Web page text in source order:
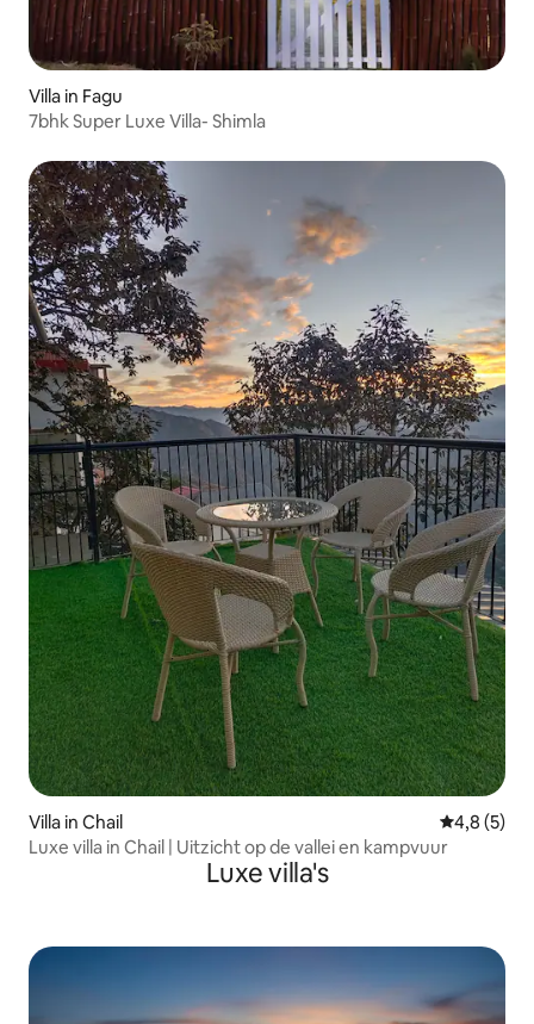
Villa in Fagu
7bhk Super Luxe Villa- Shimla
Villa in Chail
4,8 (5)
Luxe villa in Chail | Uitzicht op de vallei en kampvuur
Luxe villa's